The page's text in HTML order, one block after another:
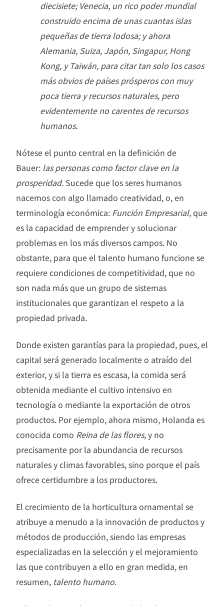
diecisiete; Venecia, un rico poder mundial
construido encima de unas cuantas islas
pequeñas de tierra lodosa; y ahora
Alemania, Suiza, Japón, Singapur, Hong
Kong, y Taiwán, para citar tan solo los casos
más obvios de países prósperos con muy
poca tierra y recursos naturales, pero
evidentemente no carentes de recursos
humanos.
Nótese el punto central en la definición de
Bauer: las personas como factor clave en la
prosperidad. Sucede que los seres humanos
nacemos con algo llamado creatividad, o, en
terminología económica: Función Empresarial, que
es la capacidad de emprender y solucionar
problemas en los más diversos campos. No
obstante, para que el talento humano funcione se
requiere condiciones de competitividad, que no
son nada más que un grupo de sistemas
institucionales que garantizan el respeto a la
propiedad privada.
Donde existen garantías para la propiedad, pues, el
capital será generado localmente o atraído del
exterior, y si la tierra es escasa, la comida será
obtenida mediante el cultivo intensivo en
tecnología o mediante la exportación de otros
productos. Por ejemplo, ahora mismo, Holanda es
conocida como Reina de las flores,y no
precisamente por la abundancia de recursos
naturales y climas favorables, sino porque el país
ofrece certidumbre a los productores.
El crecimiento de la horticultura ornamental se
atribuye a menudo a la innovación de productos y
métodos de producción, siendo las empresas
especializadas en la selección y el mejoramiento
las que contribuyen a ello en gran medida, en
resumen, talento humano.